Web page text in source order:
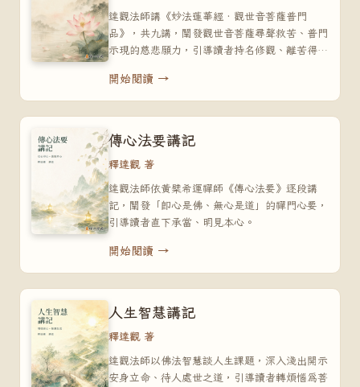
達觀法師講《妙法蓮華經‧觀世音菩薩普門
品》，共九講，闡發觀世音菩薩尋聲救苦、普門
示現的慈悲願力，引導讀者持名修觀、離苦得
開始閱讀 →
傳心法要講記
釋達觀 著
達觀法師依黃檗希運禪師《傳心法要》逐段講
記，闡發「即心是佛、無心是道」的禪門心要，
引導讀者直下承當、明見本心。
開始閱讀 →
人生智慧講記
釋達觀 著
達觀法師以佛法智慧談人生課題，深入淺出開示
安身立命、待人處世之道，引導讀者轉煩惱為菩